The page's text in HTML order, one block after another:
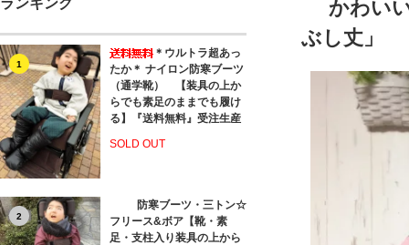
ランキング
1
＊ウルトラ超あっ
たか＊ ナイロン防寒ブーツ
（通学靴） 【装具の上か
らでも素足のままでも履け
る】『送料無料』受注生産
SOLD OUT
2
防寒ブーツ・三トン☆
フリース&ボア【靴・素
足・支柱入り装具の上から
かわい
ぶし丈」